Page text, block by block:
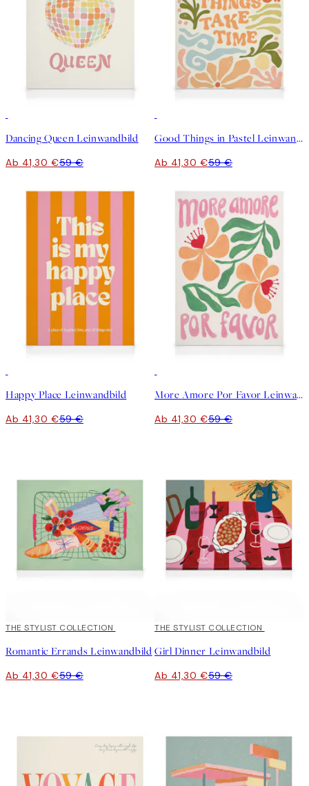
Dancing Queen Leinwandbild
Ab 41,30 €59 €
Good Things in Pastel Leinwandbild
Ab 41,30 €59 €
Happy Place Leinwandbild
Ab 41,30 €59 €
More Amore Por Favor Leinwandbild
Ab 41,30 €59 €
30%*
THE STYLIST COLLECTION
Romantic Errands Leinwandbild
Ab 41,30 €59 €
30%*
THE STYLIST COLLECTION
Girl Dinner Leinwandbild
Ab 41,30 €59 €